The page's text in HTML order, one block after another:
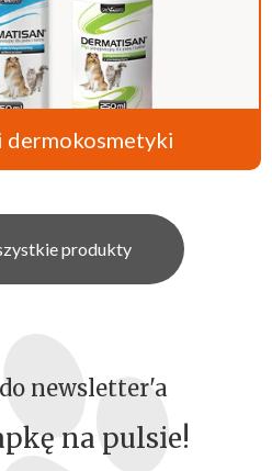
dermokosmetyki
produkty
newsletter'a
na pulsie!